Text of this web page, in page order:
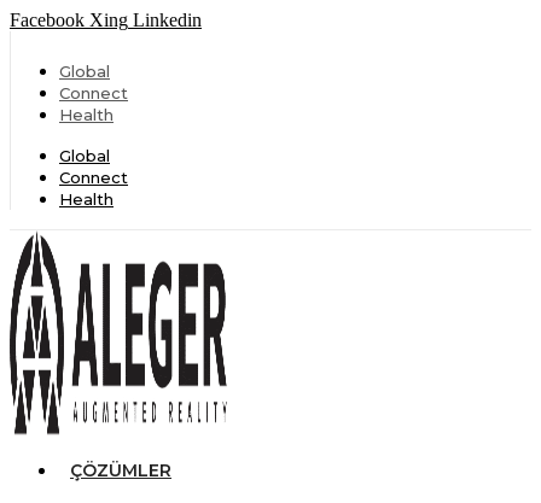
Facebook Xing Linkedin
Global
Connect
Health
Global
Connect
Health
ÇÖZÜMLER